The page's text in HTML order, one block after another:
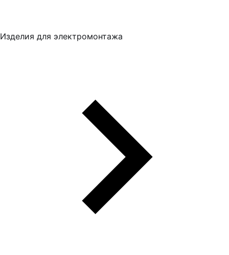
Изделия для электромонтажа